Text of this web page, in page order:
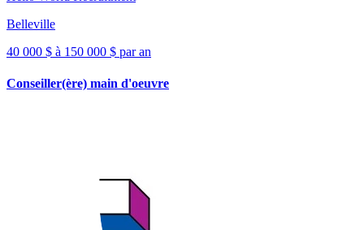
Belleville
40 000 $ à 150 000 $ par an
Conseiller(ère) main d'oeuvre